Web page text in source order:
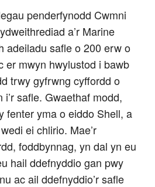
penderfynodd Cwmni
a’r Marine
adeiladu safle o 200 erw o
er mwyn hwylustod i bawb
trwy gyfrwng cyffordd o
safle. Gwaethaf modd,
fenter yma o eiddo Shell, a
ei chlirio. Mae’r
foddbynnag, yn dal yn eu
hail ddefnyddio gan pwy
ac ail ddefnyddio’r safle